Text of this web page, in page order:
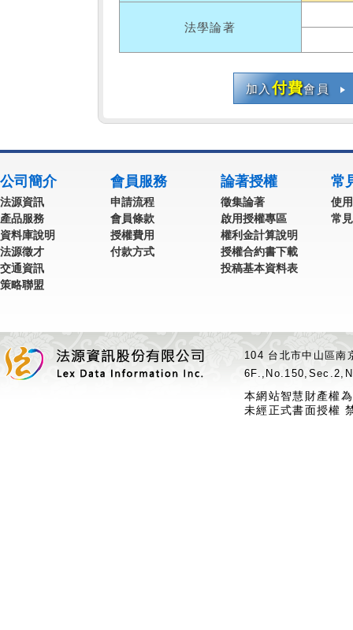
法學論著
加入付費會員
公司簡介
法源資訊
產品服務
資料庫說明
法源徵才
交通資訊
策略聯盟
會員服務
申請流程
會員條款
授權費用
付款方式
論著授權
徵集論著
啟用授權專區
權利金計算說明
授權合約書下載
投稿基本資料表
常
使
常
104 台北市中山區
本網站智慧財產權
未經正式書面授權